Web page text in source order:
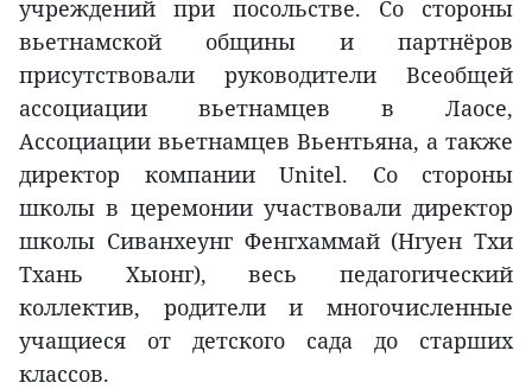
учреждений при посольстве. Со стороны
вьетнамской общины и партнёров
присутствовали руководители Всеобщей
ассоциации вьетнамцев в Лаосе,
Ассоциации вьетнамцев Вьентьяна, а также
директор компании Unitel. Со стороны
школы в церемонии участвовали директор
школы Сиванхеунг Фенгхаммай (Нгуен Тхи
Тхань Хыонг), весь педагогический
коллектив, родители и многочисленные
учащиеся от детского сада до старших
классов.